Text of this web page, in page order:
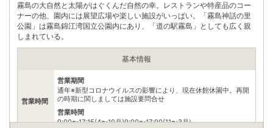
霧島の大自然と太陽がはぐくんだ自然の幸。レストランや特産品のコー
ナーの他、園内には展望広場や楽しい施設がいっぱい。「霧島神話の里
公園」は霧島錦江湾国立公園内にあり、「道の駅霧島」としても広く親
しまれている。
基本情報
営業時間
営業期間
通年※新型コロナウイルスの影響により、現在休館休園中。再開
の時期に関しましては施設要問合せ
営業時間
9:00〜17:15(4〜10月)9:00〜17:00(11〜3月)